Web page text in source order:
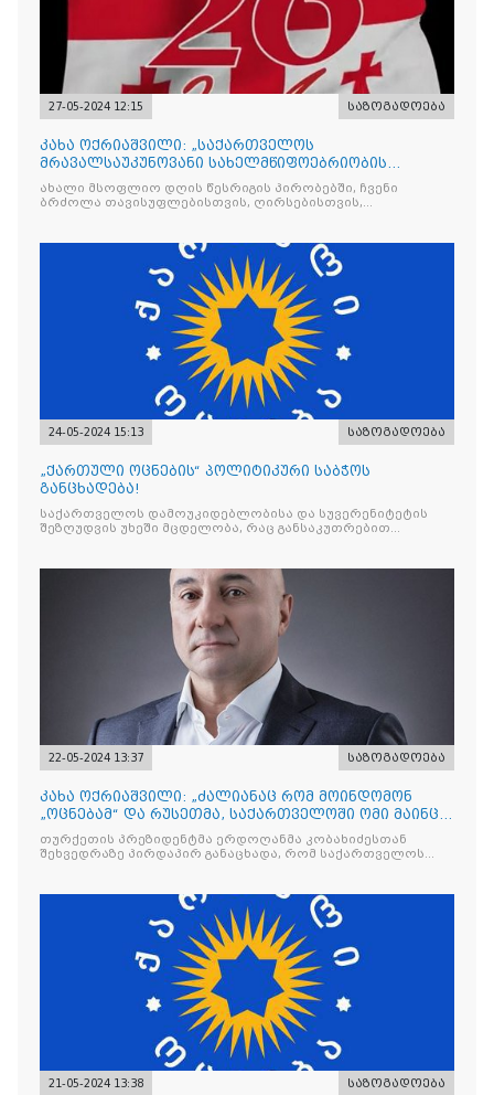
27-05-2024 12:15 საზოგადოება
კახა ოქრიაშვილი: „საქართველოს
მრავალსაუკუნოვანი სახელმწიფოებრიობის
ისტორია აქვს“!
ახალი მსოფლიო დღის წესრიგის პირობებში, ჩვენი
ბრძოლა თავისუფლებისთვის, ღირსებისთვის,
24-05-2024 15:13 საზოგადოება
„ქართული ოცნების“ პოლიტიკური საბჭოს
განცხადება!
საქართველოს დამოუკიდებლობისა და სუვერენიტეტის
შეზღუდვის უხეში მცდელობა, რაც განსაკუთრებით
22-05-2024 13:37 საზოგადოება
კახა ოქრიაშვილი: „ძალიანაც რომ მოინდომონ
„ოცნებამ“ და რუსეთმა, საქართველოში ომი მაინც
არ იქნება“!
თურქეთის პრეზიდენტმა ერდოღანმა კობახიძესთან
შეხვედრაზე პირდაპირ განაცხადა, რომ საქართველოს
21-05-2024 13:38 საზოგადოება